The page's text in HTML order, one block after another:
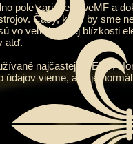
pole zariadení weMF a
Časy, kedy by sme
vo veľmi tesnej blízkosti
atď.
najčastejšie EMF.
údajov vieme, aký je